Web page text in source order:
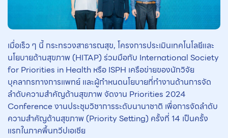
เมื่อเร็ว ๆ นี้ กระทรวงสาธารณสุข, โครงการประเมินเทคโนโลยีและ
นโยบายด้านสุขภาพ (HITAP) ร่วมมือกับ International Society
for Priorities in Health หรือ ISPH เครือข่ายของนักวิจัย
บุคลากรทางการแพทย์ และผู้กำหนดนโยบายที่ทำงานด้านการจัด
ลำดับความสำคัญด้านสุขภาพ จัดงาน Priorities 2024
Conference งานประชุมวิชาการระดับนานาชาติ เพื่อการจัดลำดับ
ความสำคัญด้านสุขภาพ (Priority Setting) ครั้งที่ 14 เป็นครั้ง
แรกในภาคพื้นทวีปเอเชีย